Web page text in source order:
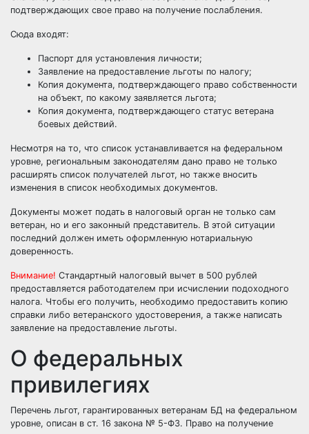
подтверждающих свое право на получение послабления.
Сюда входят:
Паспорт для установления личности;
Заявление на предоставление льготы по налогу;
Копия документа, подтверждающего право собственности
на объект, по какому заявляется льгота;
Копия документа, подтверждающего статус ветерана
боевых действий.
Несмотря на то, что список устанавливается на федеральном
уровне, региональным законодателям дано право не только
расширять список получателей льгот, но также вносить
изменения в список необходимых документов.
Документы может подать в налоговый орган не только сам
ветеран, но и его законный представитель. В этой ситуации
последний должен иметь оформленную нотариальную
доверенность.
Внимание! Стандартный налоговый вычет в 500 рублей
предоставляется работодателем при исчислении подоходного
налога. Чтобы его получить, необходимо предоставить копию
справки либо ветеранского удостоверения, а также написать
заявление на предоставление льготы.
О федеральных
привилегиях
Перечень льгот, гарантированных ветеранам БД на федеральном
уровне, описан в ст. 16 закона № 5-ФЗ. Право на получение